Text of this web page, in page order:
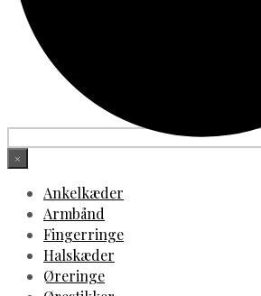
×
Ankelkæder
Armbånd
Fingerringe
Halskæder
Øreringe